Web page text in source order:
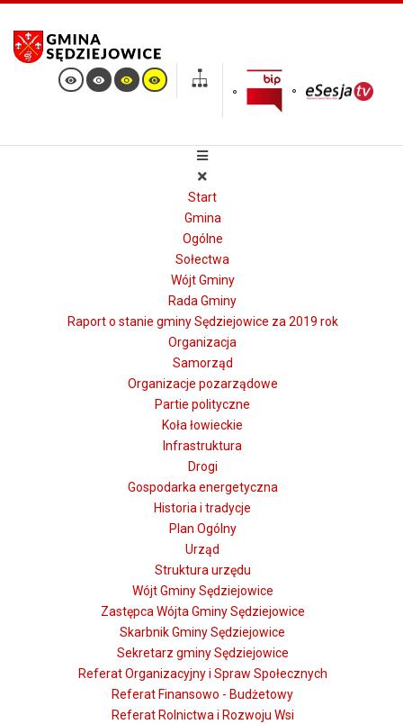
Start
Gmina
Ogólne
Sołectwa
Wójt Gminy
Rada Gminy
Raport o stanie gminy Sędziejowice za 2019 rok
Organizacja
Samorząd
Organizacje pozarządowe
Partie polityczne
Koła łowieckie
Infrastruktura
Drogi
Gospodarka energetyczna
Historia i tradycje
Plan Ogólny
Urząd
Struktura urzędu
Wójt Gminy Sędziejowice
Zastępca Wójta Gminy Sędziejowice
Skarbnik Gminy Sędziejowice
Sekretarz gminy Sędziejowice
Referat Organizacyjny i Spraw Społecznych
Referat Finansowo - Budżetowy
Referat Rolnictwa i Rozwoju Wsi